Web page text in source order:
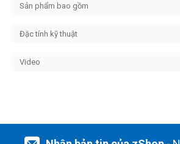
Sản phẩm bao gồm
Đặc tính kỹ thuật
Video